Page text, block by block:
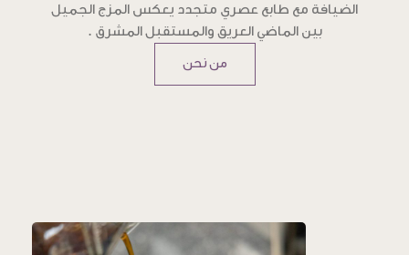
الضيافة مع طابع عصري متجدد يعكس المزج الجميل
بين الماضي العريق والمستقبل المشرق .
من نحن